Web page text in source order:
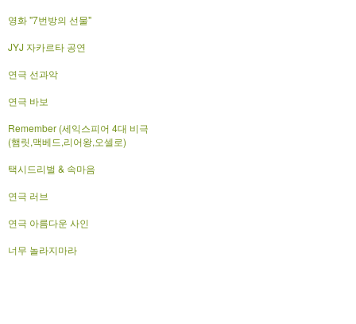
영화 "7번방의 선물"
JYJ 자카르타 공연
연극 선과악
연극 바보
Remember (세익스피어 4대 비극
(햄릿,맥베드,리어왕,오셀로)
택시드리벌 & 속마음
연극 러브
연극 아름다운 사인
너무 놀라지마라